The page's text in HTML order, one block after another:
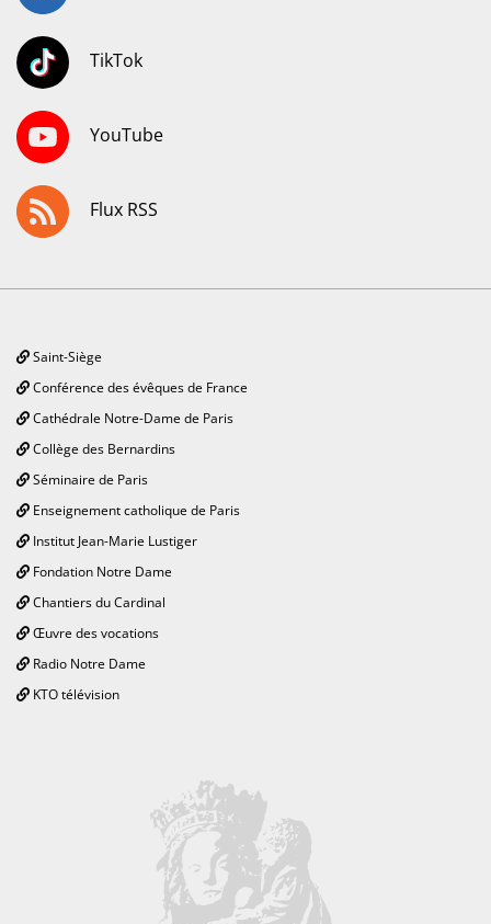
TikTok
YouTube
Flux RSS
Saint-Siège
Conférence des évêques de France
Cathédrale Notre-Dame de Paris
Collège des Bernardins
Séminaire de Paris
Enseignement catholique de Paris
Institut Jean-Marie Lustiger
Fondation Notre Dame
Chantiers du Cardinal
Œuvre des vocations
Radio Notre Dame
KTO télévision